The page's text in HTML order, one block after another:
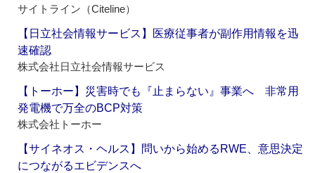
サイトライン（Citeline）
【日立社会情報サービス】医療従事者が副作用情報を迅
速確認
株式会社日立社会情報サービス
【トーホー】災害時でも『止まらない』事業へ 非常用
発電機で万全のBCP対策
株式会社トーホー
【サイネオス・ヘルス】問いから始めるRWE、意思決定
につながるエビデンスへ